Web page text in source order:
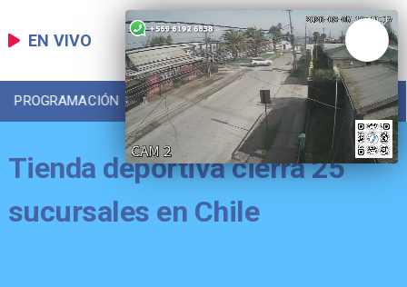
EN VIVO
PROGRAMACIÓN LOCAL DEPORTES
Tienda deportiva cierra 25
sucursales en Chile